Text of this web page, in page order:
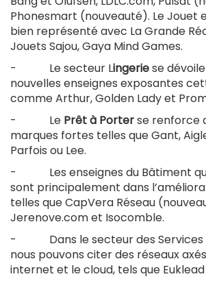
Phonesmart (nouveauté). Le Jouet
bien représenté avec La Grande
Jouets Sajou, Gaya Mind Games.
- Le secteur Lingeriese
nouvelles enseignes exposantes
comme Arthur, Golden Lady et
- Le Prêt à Porterse renforce
marques fortes telles que Gant,
Parfois ou Lee.
- Les enseignes du Bâtiment
sont principalement dans
telles que CapVera Réseau
Jerenove.com et Isocomble.
- Dans le secteur des Services
nous pouvons citer des réseaux
internet et le cloud, tels que